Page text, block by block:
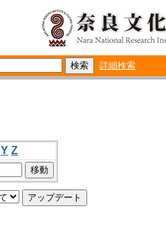
詳細検索
Y Z